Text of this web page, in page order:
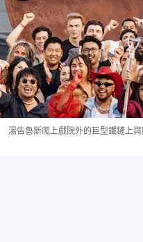
湯告魯斯爬上戲院外的巨型鐵鏟上